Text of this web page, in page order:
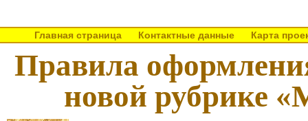
Главная страница Контактные данные Карта
Правила
новой рубрике